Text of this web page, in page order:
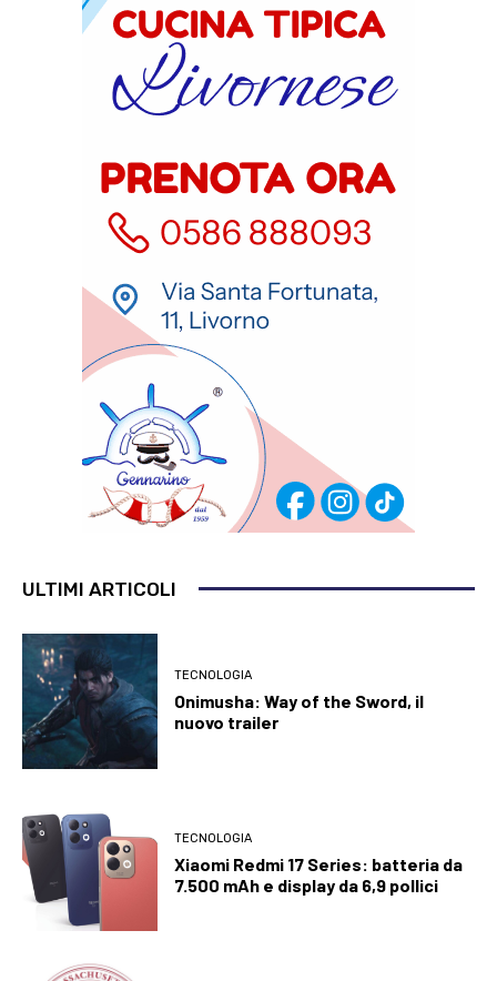
ULTIMI ARTICOLI
TECNOLOGIA
Onimusha: Way of the Sword, il
nuovo trailer
TECNOLOGIA
Xiaomi Redmi 17 Series: batteria da
7.500 mAh e display da 6,9 pollici